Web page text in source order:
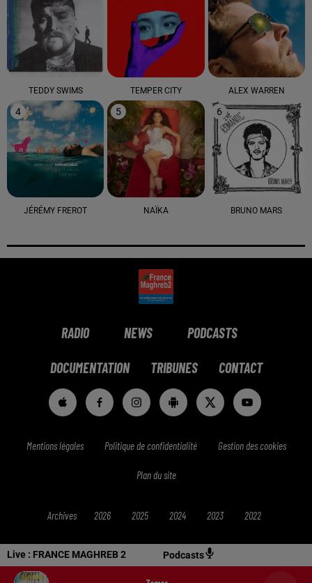
Live : FRANCE MAGHREB 2 Podcasts
TEDDY SWIMS TEMPER CITY ALEX WARREN
4
JÉRÉMY FREROT
5
NAÏKA
6
BRUNO MARS
RADIO NEWS PODCASTS
DOCUMENTATION TRIBUNES CONTACT
Mentions légales Politique de confidentialité Gestion des cookies
Plan du site
Archives 2026 2025 2024 2023 2022